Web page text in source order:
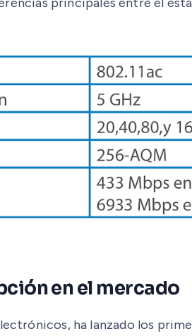
en el mercado
ha lanzado los